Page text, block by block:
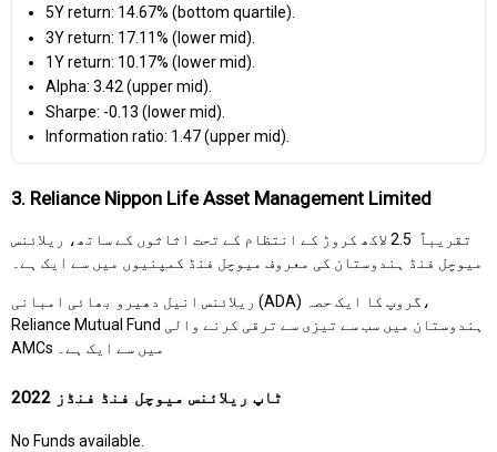
5Y return: 14.67% (bottom quartile).
3Y return: 17.11% (lower mid).
1Y return: 10.17% (lower mid).
Alpha: 3.42 (upper mid).
Sharpe: -0.13 (lower mid).
Information ratio: 1.47 (upper mid).
3. Reliance Nippon Life Asset Management Limited
تقریباً ₹ 2.5 لاکھ کروڑ کے انتظام کے تحت اثاثوں کے ساتھ، ریلائنس
میوچل فنڈ ہندوستان کی معروف میوچل فنڈ کمپنیوں میں سے ایک ہے۔
ریلائنس انیل دھیرو بھائی امبانی (ADA) گروپ کا ایک حصہ،
Reliance Mutual Fund ہندوستان میں سب سے تیزی سے ترقی کرنے والی
AMCs میں سے ایک ہے۔
ٹاپ ریلائنس میوچل فنڈ فنڈز 2022
No Funds available.